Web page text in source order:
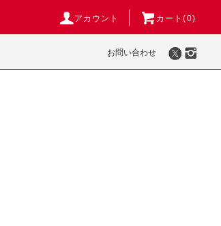
アカウント カート(0)
お問い合わせ